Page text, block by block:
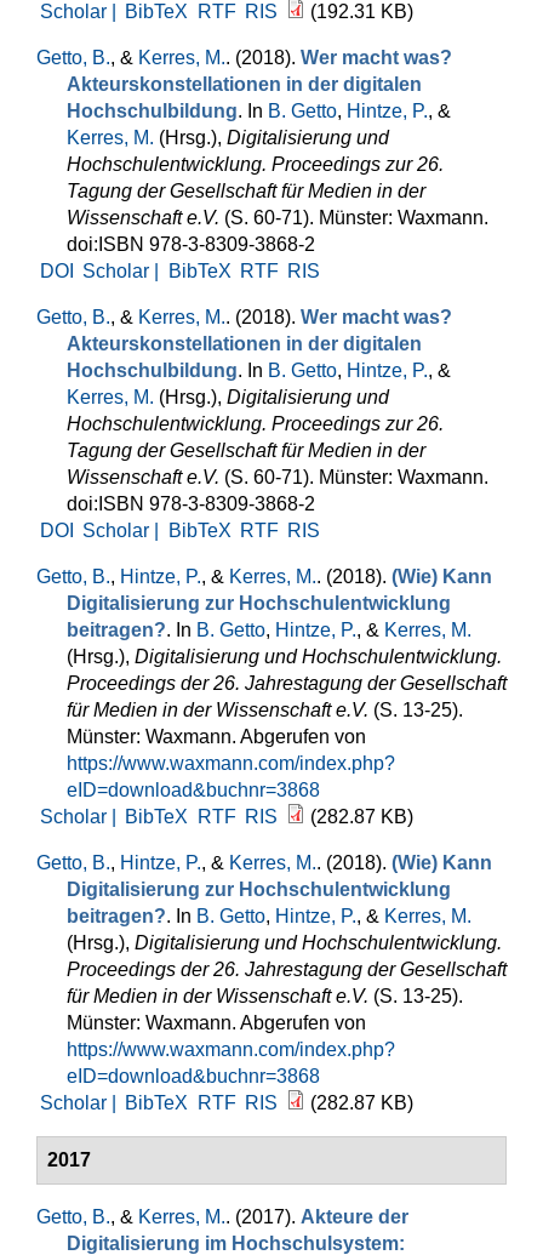
Scholar |
BibTeX RTF RIS (192.31 KB)
Getto, B., & Kerres, M.. (2018). Wer macht was?
Akteurskonstellationen in der digitalen
Hochschulbildung. In B. Getto, Hintze, P., &
Kerres, M. (Hrsg.), Digitalisierung und
Hochschulentwicklung. Proceedings zur 26.
Tagung der Gesellschaft für Medien in der
Wissenschaft e.V. (S. 60-71). Münster: Waxmann.
doi:ISBN 978-3-8309-3868-2
DOI
Scholar | BibTeX RTF RIS
Getto, B., & Kerres, M.. (2018). Wer macht was?
Akteurskonstellationen in der digitalen
Hochschulbildung. In B. Getto, Hintze, P., &
Kerres, M. (Hrsg.), Digitalisierung und
Hochschulentwicklung. Proceedings zur 26.
Tagung der Gesellschaft für Medien in der
Wissenschaft e.V. (S. 60-71). Münster: Waxmann.
doi:ISBN 978-3-8309-3868-2
DOI
Scholar | BibTeX RTF RIS
Getto, B., Hintze, P., & Kerres, M.. (2018). (Wie) Kann
Digitalisierung zur Hochschulentwicklung
beitragen?. In B. Getto, Hintze, P., & Kerres, M.
(Hrsg.), Digitalisierung und Hochschulentwicklung.
Proceedings der 26. Jahrestagung der Gesellschaft
für Medien in der Wissenschaft e.V. (S. 13-25).
Münster: Waxmann. Abgerufen von
https://www.waxmann.com/index.php?
eID=download&buchnr=3868
Scholar |
BibTeX RTF RIS (282.87 KB)
Getto, B., Hintze, P., & Kerres, M.. (2018). (Wie) Kann
Digitalisierung zur Hochschulentwicklung
beitragen?. In B. Getto, Hintze, P., & Kerres, M.
(Hrsg.), Digitalisierung und Hochschulentwicklung.
Proceedings der 26. Jahrestagung der Gesellschaft
für Medien in der Wissenschaft e.V. (S. 13-25).
Münster: Waxmann. Abgerufen von
https://www.waxmann.com/index.php?
eID=download&buchnr=3868
Scholar |
BibTeX RTF RIS (282.87 KB)
2017
Getto, B., & Kerres, M.. (2017). Akteure der
Digitalisierung im Hochschulsystem: